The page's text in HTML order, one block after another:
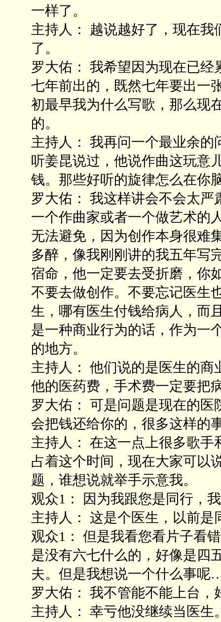
一样了。
主持人： 越说越好了，现在
了。
罗大佑： 我希望因为现在已
七年前出的，既然七年要出一
初最早我为什么写歌，那么现
的。
主持人： 我再问一个最业余
听姜昆说过，他说作曲这玩意
钱。那些好听的旋律怎么在你
罗大佑： 我这样讲会不会太
一个作曲家或者一个做艺术的
无法避免，因为创作本身很难
多醉，像我刚刚讲的我五年写
宿命，他一定要去受折磨，你
不要去做创作。不要忘记医生
生，哪有医生付钱给病人，而
是一种商业行为的话，作为一
的地方。
主持人： 他们说的是医生的
他的医药费，手术费一定要把
罗大佑： 可是问题是现在的
会把钱还给你的，很多这样的
主持人： 在这一点上很多歌
占着这个时间，现在大家可以
题，谁想说就举手示意我。
观众1： 因为我跟您是同行，
主持人： 这是个医生，以前是
观众1： 但是我看您看片子看
是没有六七什么的，好像是四
夫。但是我想说一个什么事
罗大佑： 我不管能不能上台，
主持人： 幸亏他没继续当医生